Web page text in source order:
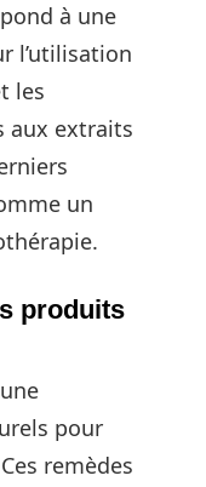
à une
l’utilisation
les
aux extraits
un
produits
pour
remèdes